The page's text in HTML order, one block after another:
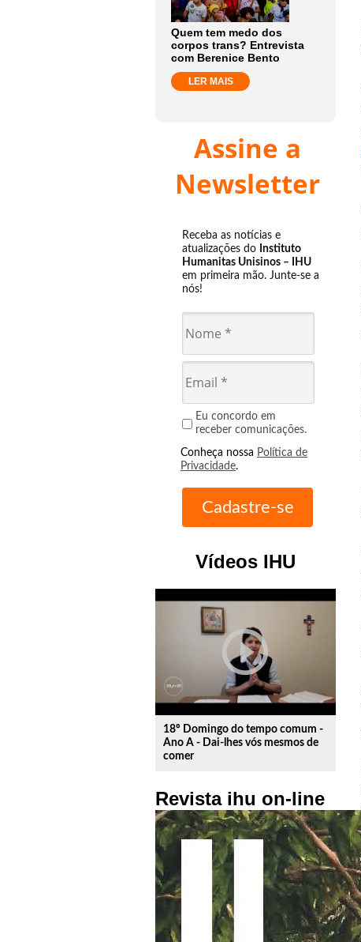
Quem tem medo dos
corpos trans? Entrevista
com Berenice Bento
LER MAIS
Assine a
Newsletter
Receba as notícias e
atualizações do Instituto
Humanitas Unisinos – IHU
em primeira mão. Junte-se a
nós!
Eu concordo em
receber comunicações.
Conheça nossa Política de
Privacidade.
Vídeos IHU
play_circle_outline
18º Domingo do tempo comum -
Ano A - Dai-lhes vós mesmos de
comer
Revista ihu on-line